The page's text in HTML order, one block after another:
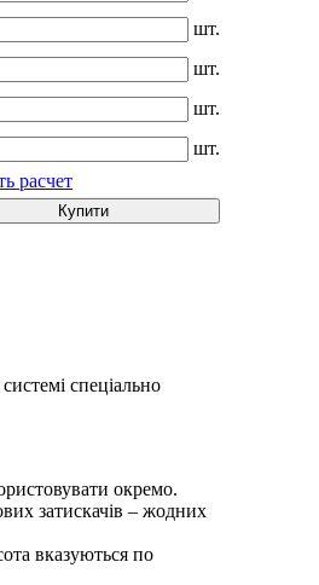
шт.
шт.
шт.
шт.
расчет
Купити
спеціально
окремо.
затискачів – жодних
вказуються по